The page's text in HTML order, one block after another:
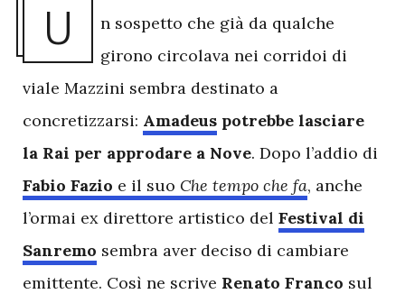
U
n sospetto che già da qualche
girono circolava nei corridoi di
viale Mazzini sembra destinato a
concretizzarsi: Amadeus potrebbe lasciare
la Rai per approdare a Nove. Dopo l’addio di
Fabio Fazio e il suo Che tempo che fa, anche
l’ormai ex direttore artistico del Festival di
Sanremo sembra aver deciso di cambiare
emittente. Così ne scrive Renato Franco sul